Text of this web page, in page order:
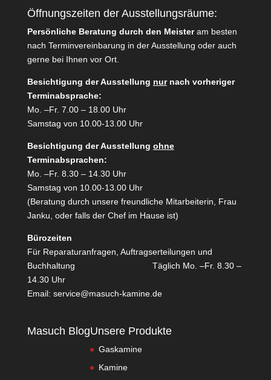
Öffnungszeiten der Ausstellungsräume:
Persönliche Beratung durch den Meisteram besten
nach Terminvereinbarung in der Ausstellung oder auch
gerne bei Ihnen vor Ort.
Besichtigung der Ausstellung nurnach vorheriger
Terminabsprache:
Mo. –Fr. 7.00 – 18.00 Uhr
Samstag von 10.00-13.00 Uhr
Besichtigung der Ausstellung ohne
Terminabsprachen:
Mo. –Fr. 8.30 – 14.30 Uhr
Samstag von 10.00-13.00 Uhr
(Beratung durch unsere freundliche Mitarbeiterin, Frau
Janku, oder falls der Chef im Hause ist)
Bürozeiten
Für Reparaturanfragen, Auftragserteilungen und
Buchhaltung Täglich Mo. –Fr. 8.30 –
14.30 Uhr
Email: service@masuch-kamine.de
Masuch BlogUnsere Produkte
Gaskamine
Kamine